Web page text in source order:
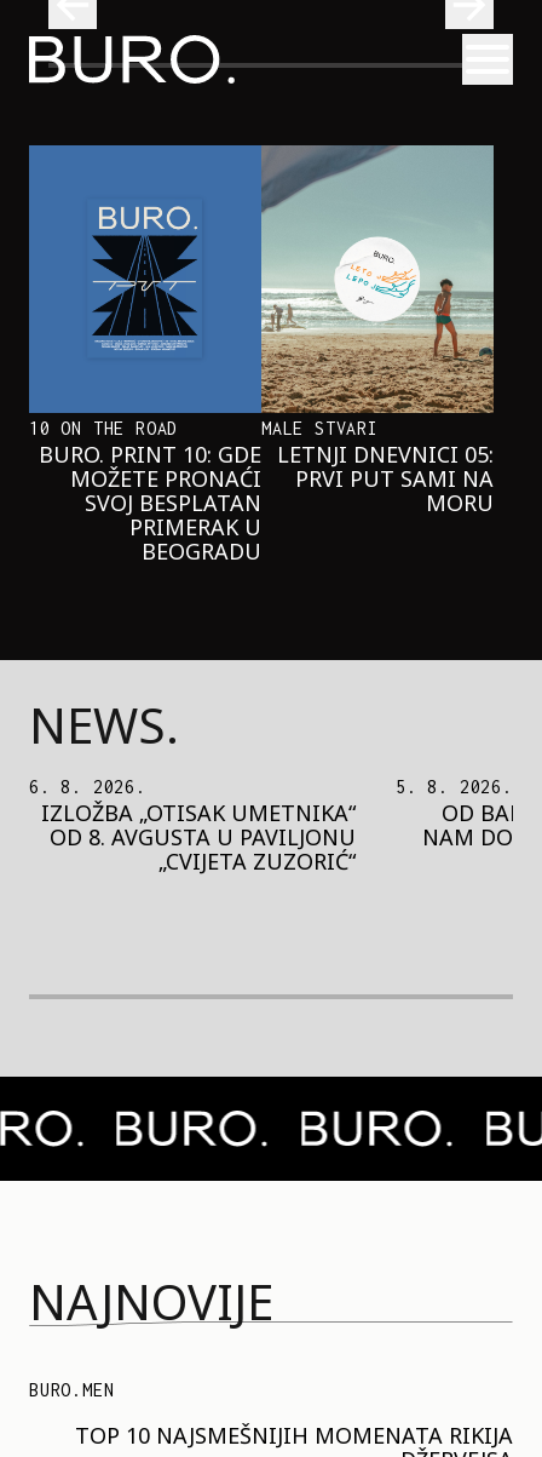
BURO.
ONAJ JEDAN PROIZVOD KOJI
STALNO SELIMO SA POLICE U
TORBE
10 ON THE ROAD
BURO. PRINT 10: GDE
MOŽETE PRONAĆI
SVOJ BESPLATAN
PRIMERAK U
BEOGRADU
MALE STVARI
LETNJI DNEVNICI 05:
PRVI PUT SAMI NA
MORU
NEWS.
5. 8. 2026.
OD BAROKA DO REJVA: ŠTA
NAM DONOSI NOVI BUPBAP
FESTIVAL?
5. 8. 2026.
PEDJA
MOTIVE
NAJNOVIJE
BURO.MEN
TOP 10 NAJSMEŠNIJIH MOMENATA RIKIJA